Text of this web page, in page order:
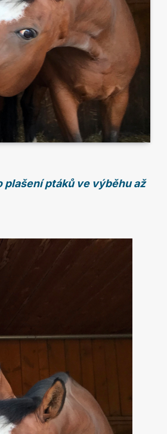
plašení ptáků ve výběhu až